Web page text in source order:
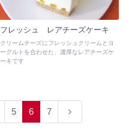
フレッシュ レアチーズケーキ
クリームチーズにフレッシュクリームとヨ
ーグルトを合わせた、濃厚なレアチーズケ
ーキです
5 6 7